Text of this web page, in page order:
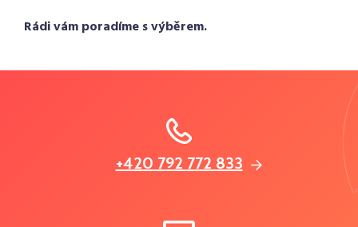
Rádi vám poradíme s výběrem.
+420 792 772 833